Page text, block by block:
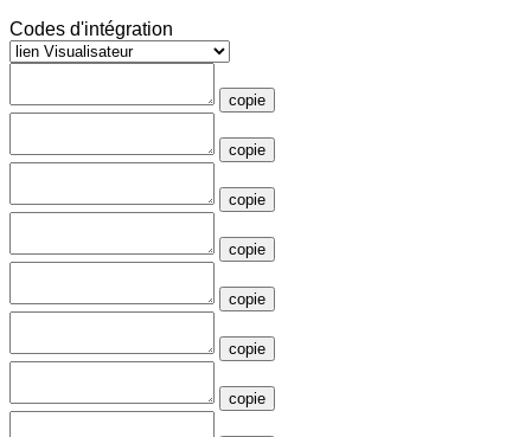
Codes d'intégration
copie
copie
copie
copie
copie
copie
copie